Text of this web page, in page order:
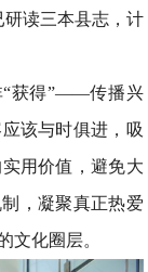
读三本县志，计
“获得”——传播兴
该与时俱进，吸
用价值，避免大
，凝聚真正热爱
文化圈层。